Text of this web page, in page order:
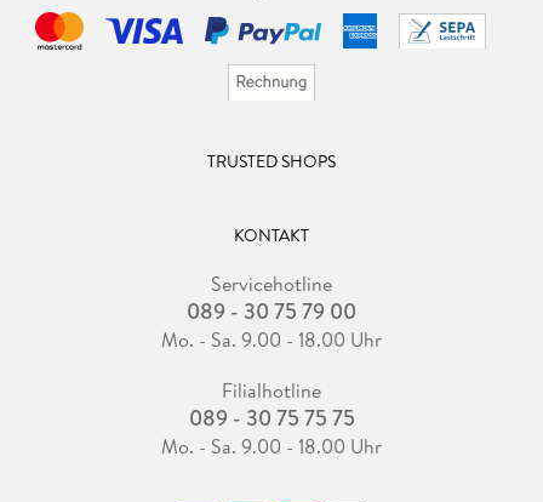
TRUSTED SHOPS
KONTAKT
Servicehotline
089 - 30 75 79 00
Mo. - Sa. 9.00 - 18.00 Uhr
Filialhotline
089 - 30 75 75 75
Mo. - Sa. 9.00 - 18.00 Uhr